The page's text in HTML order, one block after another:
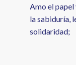
Amo el papel
la sabiduría,
solidaridad;